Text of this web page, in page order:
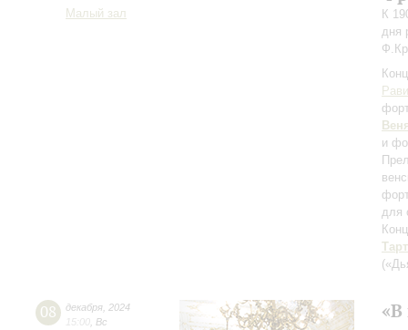
Малый зал
К
дня
и
для
08 декабря 2024
15:00 Вс